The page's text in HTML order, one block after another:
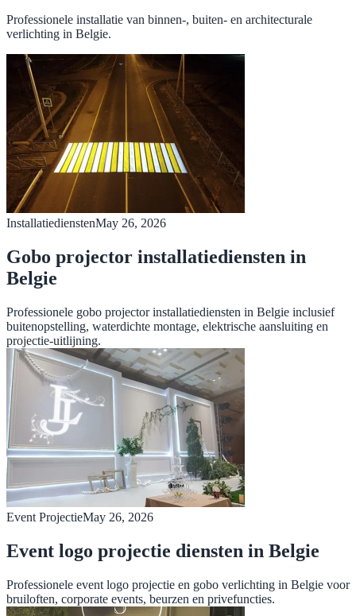
Professionele installatie van binnen-, buiten- en architecturale
verlichting in Belgie.
InstallatiedienstenMay 26, 2026
Gobo projector installatiediensten in
Belgie
Professionele gobo projector installatiediensten in Belgie inclusief
buitenopstelling, waterdichte montage, elektrische aansluiting en
projectie-uitlijning.
Event ProjectieMay 26, 2026
Event logo projectie diensten in Belgie
Professionele event logo projectie en gobo verlichting in Belgie voor
bruiloften, corporate events, beurzen en privefuncties.